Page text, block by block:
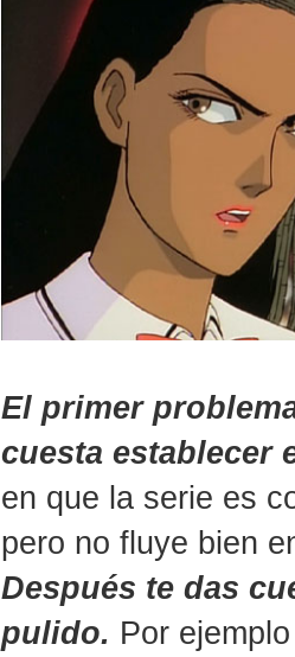
El primer
cuesta establecer
en que la serie es
pero no fluye bien
Después te das
pulido. Por